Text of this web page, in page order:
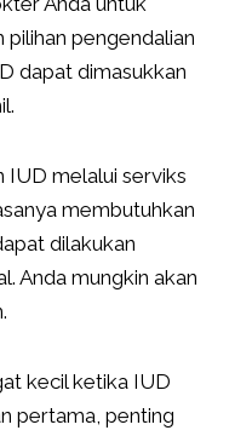
pengendalian
dapat dimasukkan
IUD melalui serviks
membutuhkan
dilakukan
Anda mungkin akan
kecil ketika IUD
pertama, penting